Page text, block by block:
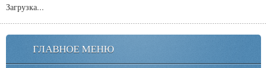
Загрузка...
ГЛАВНОЕ МЕНЮ